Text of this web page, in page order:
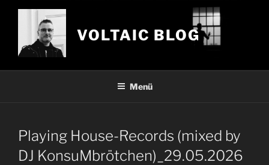
Zum
VOLTAIC BLOG
Menü
Playing House-Records (mixed by
DJ KonsuMbrötchen)_29.05.2026